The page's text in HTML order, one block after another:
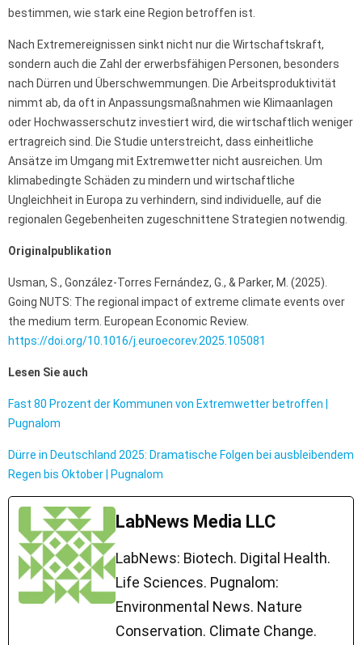
bestimmen, wie stark eine Region betroffen ist.
Nach Extremereignissen sinkt nicht nur die Wirtschaftskraft,
sondern auch die Zahl der erwerbsfähigen Personen, besonders
nach Dürren und Überschwemmungen. Die Arbeitsproduktivität
nimmt ab, da oft in Anpassungsmaßnahmen wie Klimaanlagen
oder Hochwasserschutz investiert wird, die wirtschaftlich weniger
ertragreich sind. Die Studie unterstreicht, dass einheitliche
Ansätze im Umgang mit Extremwetter nicht ausreichen. Um
klimabedingte Schäden zu mindern und wirtschaftliche
Ungleichheit in Europa zu verhindern, sind individuelle, auf die
regionalen Gegebenheiten zugeschnittene Strategien notwendig.
Originalpublikation
Usman, S., González-Torres Fernández, G., & Parker, M. (2025).
Going NUTS: The regional impact of extreme climate events over
the medium term. European Economic Review.
https://doi.org/10.1016/j.euroecorev.2025.105081
Lesen Sie auch
Fast 80 Prozent der Kommunen von Extremwetter betroffen |
Pugnalom
Dürre in Deutschland 2025: Dramatische Folgen bei ausbleibendem
Regen bis Oktober | Pugnalom
LabNews Media LLC
LabNews: Biotech. Digital Health.
Life Sciences. Pugnalom:
Environmental News. Nature
Conservation. Climate Change.